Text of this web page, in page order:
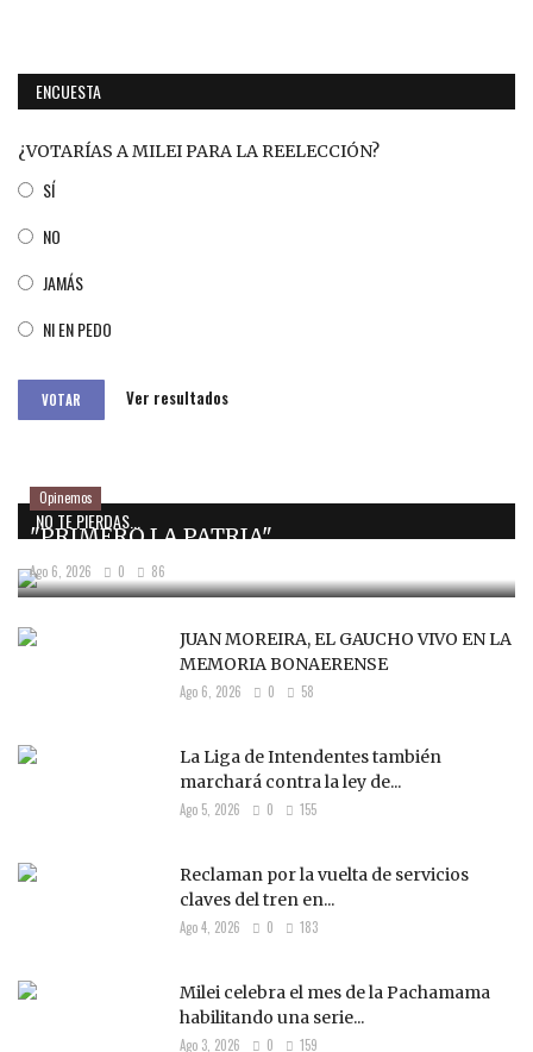
ENCUESTA
¿VOTARÍAS A MILEI PARA LA REELECCIÓN?
SÍ
NO
JAMÁS
NI EN PEDO
VOTAR Ver resultados
NO TE PIERDAS...
Opinemos
"PRIMERO LA PATRIA"
Ago 6, 2026 0 86
JUAN MOREIRA, EL GAUCHO VIVO EN LA
MEMORIA BONAERENSE
Ago 6, 2026 0 58
La Liga de Intendentes también
marchará contra la ley de...
Ago 5, 2026 0 155
Reclaman por la vuelta de servicios
claves del tren en...
Ago 4, 2026 0 183
Milei celebra el mes de la Pachamama
habilitando una serie...
Ago 3, 2026 0 159